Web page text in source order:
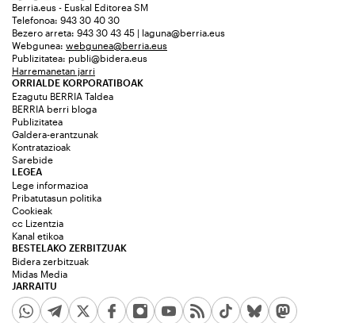
Berria.eus - Euskal Editorea SM
Telefonoa: 943 30 40 30
Bezero arreta: 943 30 43 45 | laguna@berria.eus
Webgunea: webgunea@berria.eus
Publizitatea: publi@bidera.eus
Harremanetan jarri
ORRIALDE KORPORATIBOAK
Ezagutu BERRIA Taldea
BERRIA berri bloga
Publizitatea
Galdera-erantzunak
Kontratazioak
Sarebide
JARRAITU
LEGEA
Lege informazioa
Pribatutasun politika
Cookieak
cc Lizentzia
Kanal etikoa
BESTELAKO ZERBITZUAK
Bidera zerbitzuak
Midas Media